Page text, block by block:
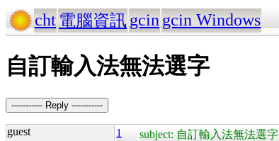
cht 電腦資訊 gcin gcin Windows
自訂輸入法無法選字
----------- Reply -----------
guest 1 subject: 自訂輸入法無法選字